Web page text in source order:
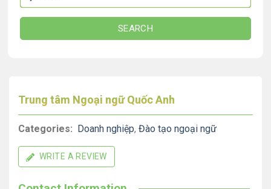
SEARCH
Trung tâm Ngoại ngữ Quốc Anh
Categories: Doanh nghiệp, Đào tạo ngoại ngữ
WRITE A REVIEW